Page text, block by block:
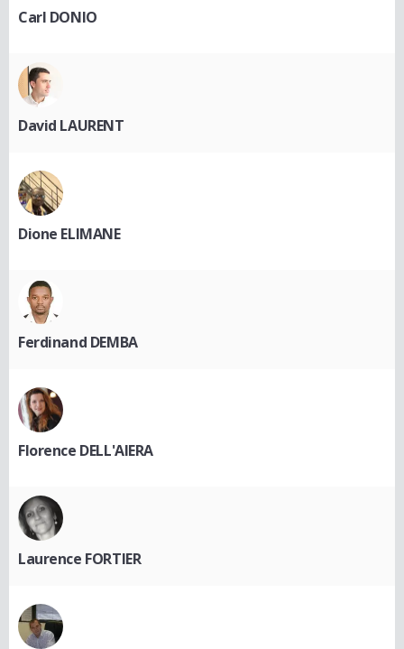
Carl DONIO
David LAURENT
Dione ELIMANE
Ferdinand DEMBA
Florence DELL'AIERA
Laurence FORTIER